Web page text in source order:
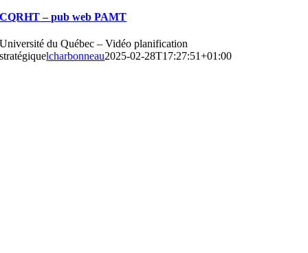
CQRHT – pub web PAMT
Université du Québec – Vidéo planification
stratégiquelcharbonneau2025-02-28T17:27:51+01:00